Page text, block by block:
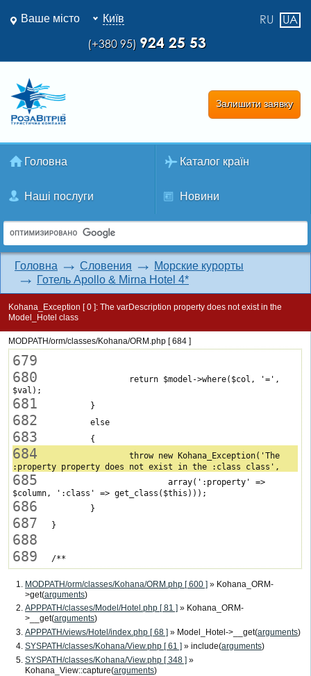
RU
UA
(+380 95) 924 25 53
Ваше місто Київ
Залишити заявку
Головна Каталог країн
Наші послуги Новини
Головна Словения
Морские курорты
Готель Apollo & Mirna Hotel 4*
Kohana_Exception [ 0 ]: The varDescription property does not exist in the
Model_Hotel class
MODPATH/orm/classes/Kohana/ORM.php [ 684 ]
679
680
681
682 else
683
684
685
686
687
688
689
MODPATH/orm/classes/Kohana/ORM.php [ 600 ] » Kohana_ORM-
>get(arguments)
APPPATH/classes/Model/Hotel.php [ 81 ] » Kohana_ORM-
>__get(arguments)
APPPATH/views/Hotel/index.php [ 68 ] » Model_Hotel->__get(arguments)
SYSPATH/classes/Kohana/View.php [ 61 ] » include(arguments)
SYSPATH/classes/Kohana/View.php [ 348 ] »
Kohana_View::capture(arguments)